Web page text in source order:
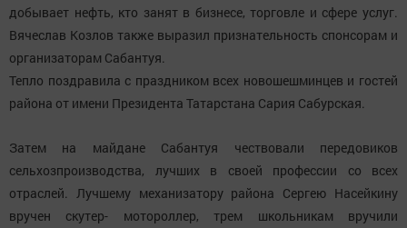
добывает нефть, кто занят в бизнесе, торговле и сфере услуг.
Вячеслав Козлов также выразил признательность спонсорам и
организаторам Сабантуя.
Тепло поздравила с праздником всех новошешминцев и гостей
района от имени Президента Татарстана Сария Сабурская.
Затем на майдане Сабантуя чествовали передовиков
сельхозпроизводства, лучших в своей профессии со всех
отраслей. Лучшему механизатору района Сергею Насейкину
вручен скутер- мотороллер, трем школьникам вручили